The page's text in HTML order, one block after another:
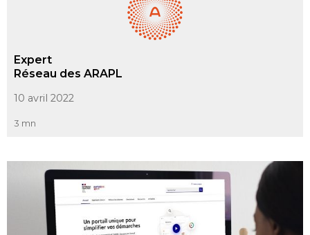
Expert
Réseau des ARAPL
10 avril 2022
3 mn